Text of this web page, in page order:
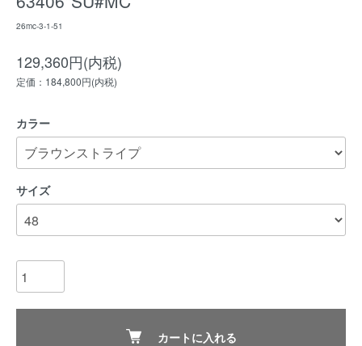
26mc-3-1-51
129,360円(内税)
定価：184,800円(内税)
カラー
サイズ
カートに入れる